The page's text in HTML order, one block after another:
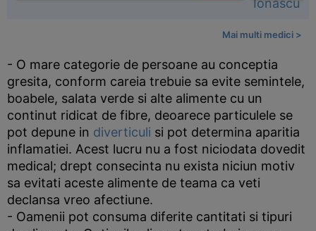
Mai multi medici >
- O mare categorie de persoane au conceptia
gresita, conform careia trebuie sa evite semintele,
boabele, salata verde si alte alimente cu un
continut ridicat de fibre, deoarece particulele se
pot depune in diverticuli si pot determina aparitia
inflamatiei. Acest lucru nu a fost niciodata dovedit
medical; drept consecinta nu exista niciun motiv
sa evitati aceste alimente de teama ca veti
declansa vreo afectiune.
- Oamenii pot consuma diferite cantitati si tipuri